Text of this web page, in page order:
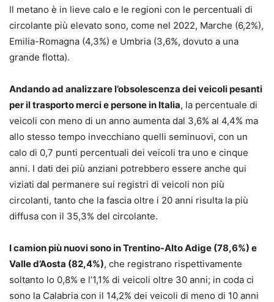
Il metano è in lieve calo e le regioni con le percentuali di
circolante più elevato sono, come nel 2022, Marche (6,2%),
Emilia-Romagna (4,3%) e Umbria (3,6%, dovuto a una
grande flotta).
Andando ad analizzare l’obsolescenza dei veicoli pesanti
per il trasporto merci e persone in Italia, la percentuale di
veicoli con meno di un anno aumenta dal 3,6% al 4,4% ma
allo stesso tempo invecchiano quelli seminuovi, con un
calo di 0,7 punti percentuali dei veicoli tra uno e cinque
anni. I dati dei più anziani potrebbero essere anche qui
viziati dal permanere sui registri di veicoli non più
circolanti, tanto che la fascia oltre i 20 anni risulta la più
diffusa con il 35,3% del circolante.
I camion più nuovi sono in Trentino-Alto Adige (78,6%) e
Valle d’Aosta (82,4%), che registrano rispettivamente
soltanto lo 0,8% e l’1,1% di veicoli oltre 30 anni; in coda ci
sono la Calabria con il 14,2% dei veicoli di meno di 10 anni